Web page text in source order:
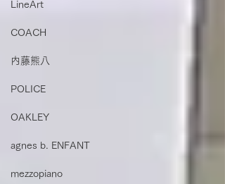
LineArt
COACH
内藤熊八
POLICE
OAKLEY
agnes b. ENFANT
mezzopiano